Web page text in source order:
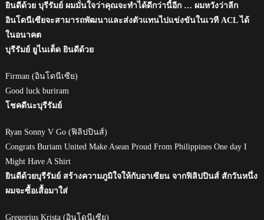
ยินดีด้วย บุรีรัมย์ ผมมั่นใจว่าคุณจะทำได้ดีกว่านี้อีก … ผมหวังว่าลีก
อินโดนีเซียจะสามารถพัฒนาและส่งตัวแทนไปแข่งขันในเวที ACL ได้
ในอนาคต
บุรีรัมย์ ยูไนเต็ด ยินดีด้วย
Firman (อินโดนีเซีย)
Good luck buriram
โชคดีนะบุรีรัมย์
Ryan Sonny V Go (ฟิลิปปินส์)
Congrats Buriam United Make Asean Proud From Philippines One day I
Might Have A Shirt
ยินดีด้วยบุรีรัมย์ สร้างความภูมิใจให้กับอาเซียน จากฟิลิปปินส์ สักวันหนึ่ง
ผมจะซื้อเสื้อมาใส่
Gregorius Krista (อินโดนีเซีย)